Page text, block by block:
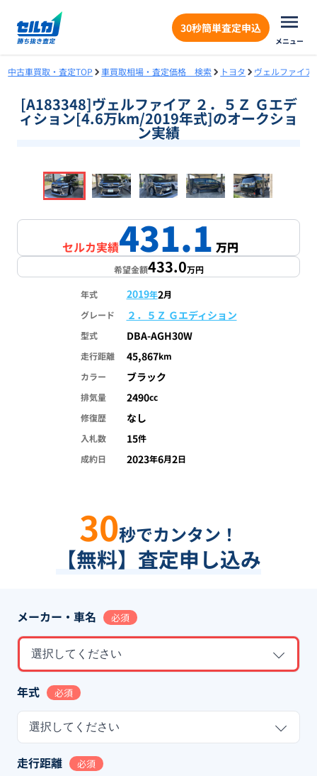
30秒簡単査定申込
メニュー
中古車買取・査定TOP 車買取相場・査定価格 検索 トヨタ ヴェルファイア
[A183348]ヴェルファイア ２．５Ｚ Ｇエデ
ィション[4.6万km/2019年式]のオークショ
ン実績
1/18
セルカ実績431.1万円
希望金額433.0万円
年式 2019年2月
グレード
２．５Ｚ Ｇエディション
型式 DBA-AGH30W
走行距離 45,867km
カラー
ブラック
排気量 2490cc
修復歴
なし
入札数 15件
成約日
2023年6月2日
30秒でカンタン！
【無料】査定申し込み
メーカー・車名 必須
選択してください
年式 必須
選択してください
走行距離 必須